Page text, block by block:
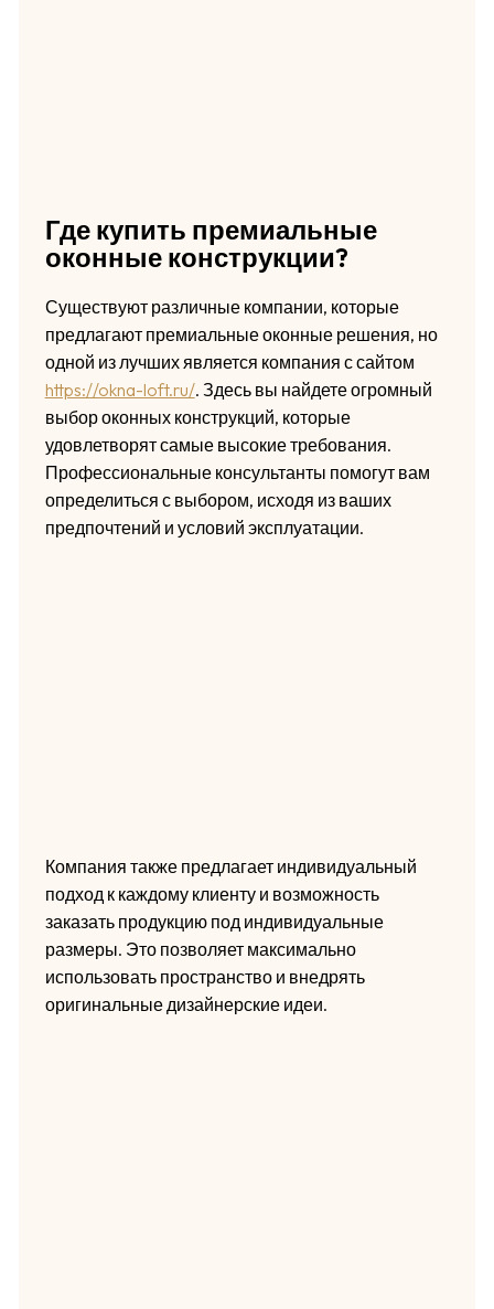
Где купить премиальные
оконные конструкции?
Существуют различные компании, которые
предлагают премиальные оконные решения, но
одной из лучших является компания с сайтом
https://okna-loft.ru/. Здесь вы найдете огромный
выбор оконных конструкций, которые
удовлетворят самые высокие требования.
Профессиональные консультанты помогут вам
определиться с выбором, исходя из ваших
предпочтений и условий эксплуатации.
Компания также предлагает индивидуальный
подход к каждому клиенту и возможность
заказать продукцию под индивидуальные
размеры. Это позволяет максимально
использовать пространство и внедрять
оригинальные дизайнерские идеи.